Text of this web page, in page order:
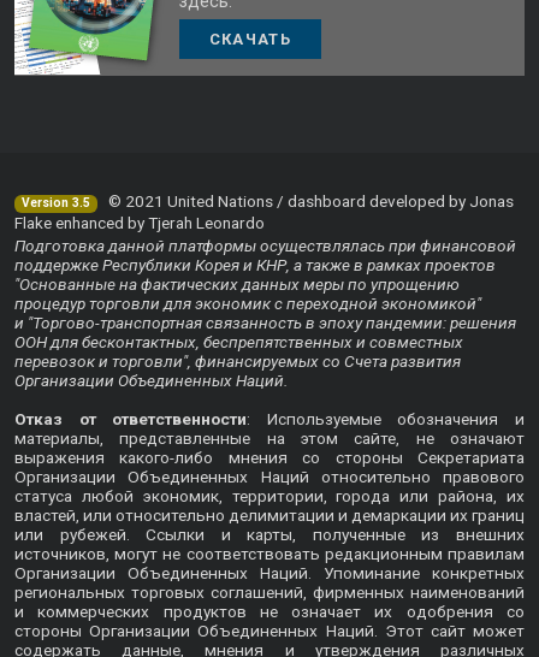
СКАЧАТЬ
Version 3.5
© 2021 United Nations / dashboard developed by Jonas
Flake enhanced by Tjerah Leonardo
Подготовка данной платформы осуществлялась при финансовой
поддержке Республики Корея и КНР, а также в рамках проектов
"Основанные на фактических данных меры по упрощению
процедур торговли для экономик с переходной экономикой"
и "Торгово-транспортная связанность в эпоху пандемии: решения
ООН для бесконтактных, беспрепятственных и совместных
перевозок и торговли", финансируемых со Счета развития
Организации Объединенных Наций.
Отказ от ответственности: Используемые обозначения и
материалы, представленные на этом сайте, не означают
выражения какого-либо мнения со стороны Секретариата
Организации Объединенных Наций относительно правового
статуса любой экономик, территории, города или района, их
властей, или относительно делимитации и демаркации их границ
или рубежей. Ссылки и карты, полученные из внешних
источников, могут не соответствовать редакционным правилам
Организации Объединенных Наций. Упоминание конкретных
региональных торговых соглашений, фирменных наименований
и коммерческих продуктов не означает их одобрения со
стороны Организации Объединенных Наций. Этот сайт может
содержать данные, мнения и утверждения различных